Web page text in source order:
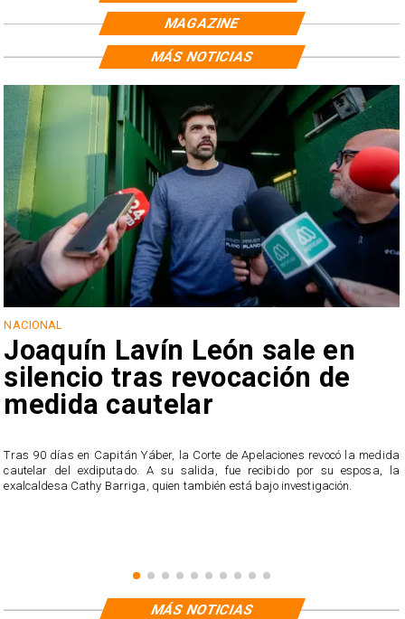
MAGAZINE
NACIONAL
Joaquín Lavín León sale en
silencio tras revocación de
medida cautelar
Tras 90 días en Capitán Yáber, la Corte de Apelaciones revocó la medida
cautelar del exdiputado. A su salida, fue recibido por su esposa, la
exalcaldesa Cathy Barriga, quien también está bajo investigación.
MÁS NOTICIAS
MÁS NOTICIAS